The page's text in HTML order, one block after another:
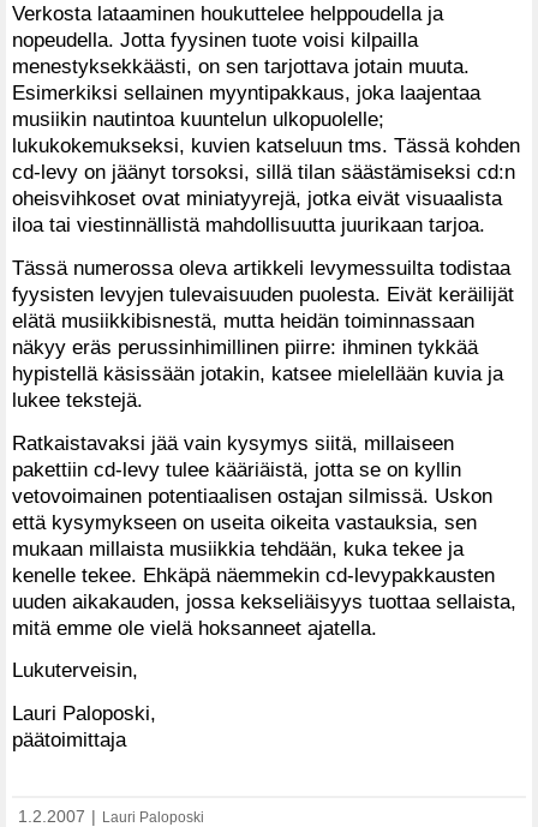
Verkosta lataaminen houkuttelee helppoudella ja
nopeudella. Jotta fyysinen tuote voisi kilpailla
menestyksekkäästi, on sen tarjottava jotain muuta.
Esimerkiksi sellainen myyntipakkaus, joka laajentaa
musiikin nautintoa kuuntelun ulkopuolelle;
lukukokemukseksi, kuvien katseluun tms. Tässä kohden
cd-levy on jäänyt torsoksi, sillä tilan säästämiseksi cd:n
oheisvihkoset ovat miniatyyrejä, jotka eivät visuaalista
iloa tai viestinnällistä mahdollisuutta juurikaan tarjoa.
Tässä numerossa oleva artikkeli levymessuilta todistaa
fyysisten levyjen tulevaisuuden puolesta. Eivät keräilijät
elätä musiikkibisnestä, mutta heidän toiminnassaan
näkyy eräs perussinhimillinen piirre: ihminen tykkää
hypistellä käsissään jotakin, katsee mielellään kuvia ja
lukee tekstejä.
Ratkaistavaksi jää vain kysymys siitä, millaiseen
pakettiin cd-levy tulee kääriäistä, jotta se on kyllin
vetovoimainen potentiaalisen ostajan silmissä. Uskon
että kysymykseen on useita oikeita vastauksia, sen
mukaan millaista musiikkia tehdään, kuka tekee ja
kenelle tekee. Ehkäpä näemmekin cd-levypakkausten
uuden aikakauden, jossa kekseliäisyys tuottaa sellaista,
mitä emme ole vielä hoksanneet ajatella.
Lukuterveisin,
Lauri Paloposki,
päätoimittaja
1.2.2007 Lauri Paloposki